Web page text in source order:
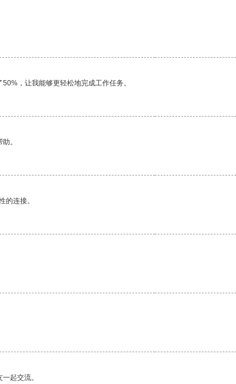
，让我能够更轻松地完成工作任务。
。
的连接。
起交流。